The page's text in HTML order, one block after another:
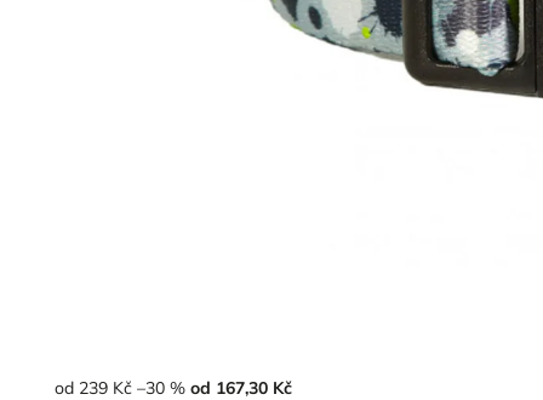
od 239 Kč–30 %od 167,30 Kč